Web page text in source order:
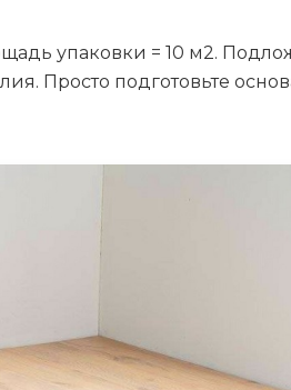
упаковки = 10 м2.
Просто подготовьте